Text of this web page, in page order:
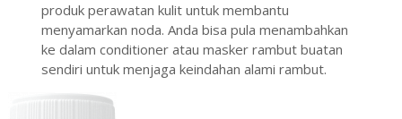
produk perawatan kulit untuk membantu
menyamarkan noda. Anda bisa pula menambahkan
ke dalam conditioner atau masker rambut buatan
sendiri untuk menjaga keindahan alami rambut.